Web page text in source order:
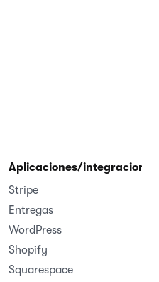
Aplicaciones/integraciones
Stripe
Entregas
WordPress
Shopify
Squarespace